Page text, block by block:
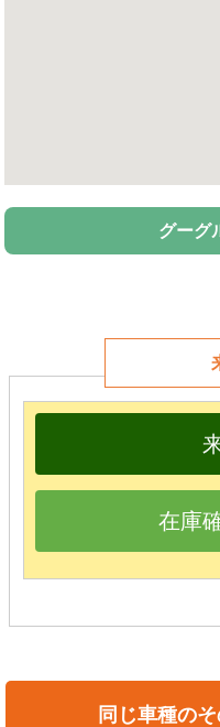
グーグ
在庫
同じ車種の